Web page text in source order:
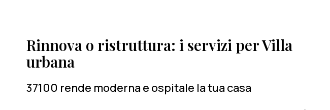
Rinnova o ristruttura: i servizi per Villa
urbana
37100 rende moderna e ospitale la tua casa